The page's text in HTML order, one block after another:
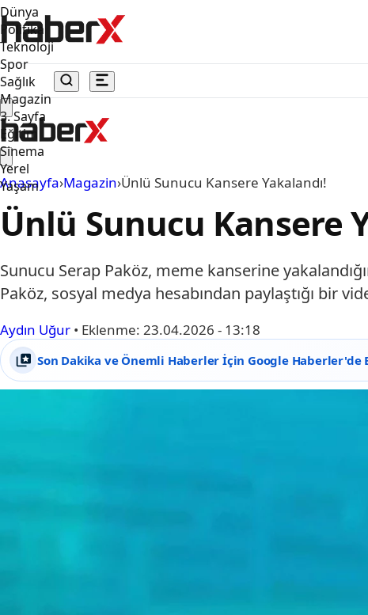
Dünya
Politika
Teknoloji
Spor
Sağlık
Magazin
3. Sayfa
Eğitim
Sinema
Yerel
Yaşam
Anasayfa›Magazin›Ünlü Sunucu Kansere Yakalandı!
Ünlü Sunucu Kansere
Sunucu Serap Paköz, meme kanserine
Paköz, sosyal medya hesabından paylaştığı bir
Aydın Uğur • Eklenme: 23.04.2026 - 13:18
Son Dakika ve Önemli Haberler İçin Google Haberler'de